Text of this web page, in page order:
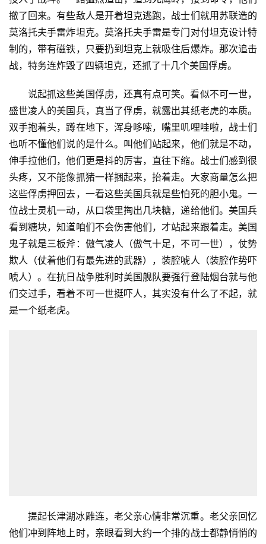
撤了回来。有些敌人是开着坦克逃跑，战士们就用苏联造的
莫洛托夫手雷炸坦克。莫洛托夫手雷是专门对付坦克设计特
制的，带有磁铁，只要扔到坦克上就吸住后爆炸。那次追击
战，特务连炸毁了四辆坦克，还抓了十几个美国俘虏。
说起抓这些美国俘虏，还真有点可笑。看似不可一世，
盛世凌人的美国兵，真当了俘虏，就露出其纸老虎的本质。
双手抱着头，蹲在地下，浑身哆嗦，嘴里叽哩哇啦，战士们
也听不懂他们说的是什么。叫他们站起来，他们就是不动，
伸手拉他们，他们更是抖的厉害，直往下缩。战士们感到很
头疼，又不能像抓猪一样捆起来，抬着走。大家商量怎么把
这些俘虏押回去，一看这些美国兵就是些怕死的胆小鬼。一
位战士灵机一动，从口袋里掏出几块糖，递给他们。美国兵
看到糖块，知道咱们不会伤害他们，才站起来跟着走。美国
鬼子就是三板斧：傲气凌人（傲气十足，不可一世），仗势
欺人（仗着他们有最先进的武器），装腔唬人（装腔作势吓
唬人）。在抗日战争胜利时美国舰队要强行登陆烟台就与他
们交过手，看着不可一世挺吓人，其实没有什么了不起，就
是一个纸老虎。
提起长津湖冰雕连，老父亲心情非常沉重。老父亲回忆
他们冲到阵地上时，亲眼看到大约一个排的战士都静悄悄的